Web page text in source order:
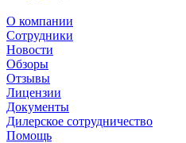
О компании
Сотрудники
Новости
Обзоры
Отзывы
Лицензии
Документы
Дилерское сотрудничество
Помощь